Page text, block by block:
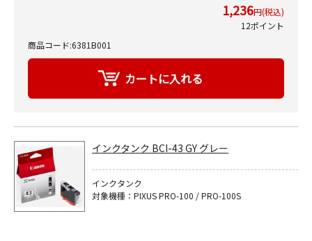
1,236円(税込)
12ポイント
商品コード:6381B001
インクタンク BCI-43 GY グレー
インクタンク
対象機種：PIXUS PRO-100 / PRO-100S